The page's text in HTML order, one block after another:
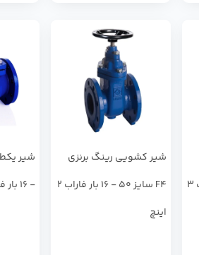
F4 سایز 80 - 16 بار فاراب 3
شیر کشویی رینگ برنزی
F4 سایز 50 - 16 بار فاراب 2
اینچ
- 16 بار فاراب 2 اینچ